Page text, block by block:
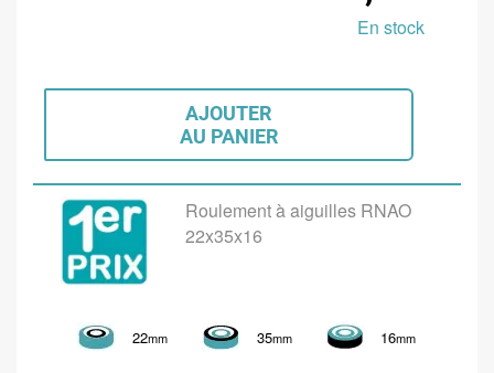
En stock
AJOUTER
AU PANIER
Roulement à aiguilles RNAO
22x35x16
22mm 35mm 16mm